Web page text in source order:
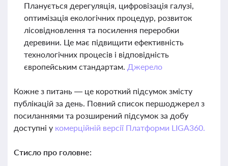
Планується дерегуляція, цифровізація галузі,
оптимізація екологічних процедур, розвиток
лісовідновлення та посилення переробки
деревини. Це має підвищити ефективність
технологічних процесів і відповідність
європейським стандартам. Джерело
Кожне з питань — це короткий підсумок змісту
публікацій за день. Повний список першоджерел з
посиланнями та розширений підсумок за добу
доступні у комерційній версії Платформи LIGA360.
Стисло про головне: